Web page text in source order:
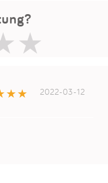
2022-03-12